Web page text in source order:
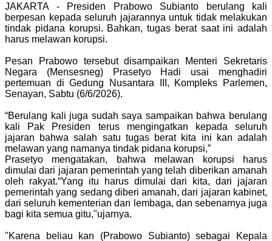
JAKARTA - Presiden Prabowo Subianto berulang kali
berpesan kepada seluruh jajarannya untuk tidak melakukan
tindak pidana korupsi. Bahkan, tugas berat saat ini adalah
harus melawan korupsi.
Pesan Prabowo tersebut disampaikan Menteri Sekretaris
Negara (Mensesneg) Prasetyo Hadi usai menghadiri
pertemuan di Gedung Nusantara III, Kompleks Parlemen,
Senayan, Sabtu (6/6/2026).
“Berulang kali juga sudah saya sampaikan bahwa berulang
kali Pak Presiden terus mengingatkan kepada seluruh
jajaran bahwa salah satu tugas berat kita ini kan adalah
melawan yang namanya tindak pidana korupsi,”
Prasetyo mengatakan, bahwa melawan korupsi harus
dimulai dari jajaran pemerintah yang telah diberikan amanah
oleh rakyat.“Yang itu harus dimulai dari kita, dari jajaran
pemerintah yang sedang diberi amanah, dari jajaran kabinet,
dari seluruh kementerian dan lembaga, dan sebenarnya juga
bagi kita semua gitu,"ujarnya.
"Karena beliau kan (Prabowo Subianto) sebagai Kepala